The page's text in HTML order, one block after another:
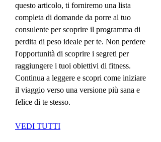
questo articolo, ti forniremo una lista
completa di domande da porre al tuo
consulente per scoprire il programma di
perdita di peso ideale per te. Non perdere
l'opportunità di scoprire i segreti per
raggiungere i tuoi obiettivi di fitness.
Continua a leggere e scopri come iniziare
il viaggio verso una versione più sana e
felice di te stesso.
VEDI TUTTI